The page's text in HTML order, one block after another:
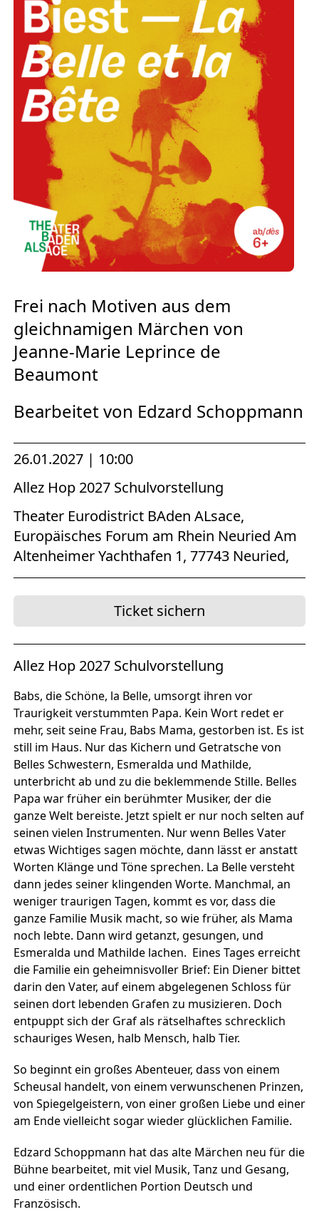
Europäischen Forum am Rhein
Förderer und Partner Theater BAden
ALsace
Services
Frei nach Motiven aus dem
gleichnamigen Märchen von
Jeanne-Marie Leprince de
Beaumont
Bearbeitet von Edzard Schoppmann
26.01.2027 | 10:00
Allez Hop 2027 Schulvorstellung
Theater Eurodistrict BAden ALsace,
Europäisches Forum am Rhein Neuried Am
Altenheimer Yachthafen 1, 77743 Neuried,
Ticket sichern
Allez Hop 2027 Schulvorstellung
Babs, die Schöne, la Belle, umsorgt ihren vor
Traurigkeit verstummten Papa. Kein Wort redet er
mehr, seit seine Frau, Babs Mama, gestorben ist. Es ist
still im Haus. Nur das Kichern und Getratsche von
Belles Schwestern, Esmeralda und Mathilde,
unterbricht ab und zu die beklemmende Stille. Belles
Papa war früher ein berühmter Musiker, der die
ganze Welt bereiste. Jetzt spielt er nur noch selten auf
seinen vielen Instrumenten. Nur wenn Belles Vater
etwas Wichtiges sagen möchte, dann lässt er anstatt
Worten Klänge und Töne sprechen. La Belle versteht
dann jedes seiner klingenden Worte. Manchmal, an
weniger traurigen Tagen, kommt es vor, dass die
ganze Familie Musik macht, so wie früher, als Mama
noch lebte. Dann wird getanzt, gesungen, und
Esmeralda und Mathilde lachen. Eines Tages erreicht
die Familie ein geheimnisvoller Brief: Ein Diener bittet
darin den Vater, auf einem abgelegenen Schloss für
seinen dort lebenden Grafen zu musizieren. Doch
entpuppt sich der Graf als rätselhaftes schrecklich
schauriges Wesen, halb Mensch, halb Tier.
So beginnt ein großes Abenteuer, dass von einem
Scheusal handelt, von einem verwunschenen Prinzen,
von Spiegelgeistern, von einer großen Liebe und einer
am Ende vielleicht sogar wieder glücklichen Familie.
Edzard Schoppmann hat das alte Märchen neu für die
Bühne bearbeitet, mit viel Musik, Tanz und Gesang,
und einer ordentlichen Portion Deutsch und
Französisch.